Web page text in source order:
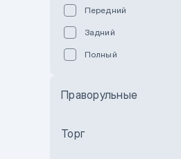
Передний
Задний
Полный
Праворульные
Торг